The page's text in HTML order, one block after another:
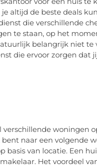
altijd de beste deals
die verschillende
te staan, op het
belangrijk niet
die ervoor zorgen dat
woningen
naar een volgende
basis van locatie. Een
Het voordeel